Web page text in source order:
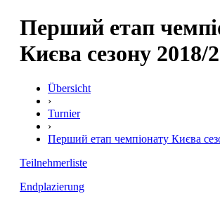
Перший етап
Києва сезону 2018/
Übersicht
›
Turnier
›
Перший етап чемпіонату Києва
Teilnehmerliste
Endplazierung